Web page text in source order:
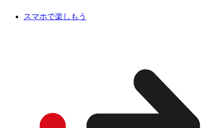
スマホで楽しもう